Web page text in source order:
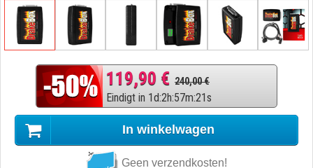
119,90 € 240,00 €
Eindigt in 1d:2h:57m:20s
In winkelwagen
Geen verzendkosten!